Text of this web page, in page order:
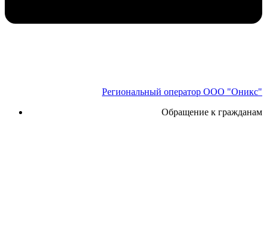
Региональный оператор ООО "Оникс"
Обращение к гражданам